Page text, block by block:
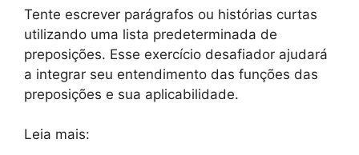
Tente escrever parágrafos ou histórias curtas
utilizando uma lista predeterminada de
preposições. Esse exercício desafiador ajudará
a integrar seu entendimento das funções das
preposições e sua aplicabilidade.
Leia mais: